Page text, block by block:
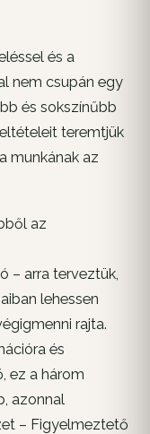
és a
nem csupán egy
és sokszínűbb
teremtjük
munkának az
az
– arra terveztük,
lehessen
rajta.
és
ez a három
azonnal
– Figyelmeztető